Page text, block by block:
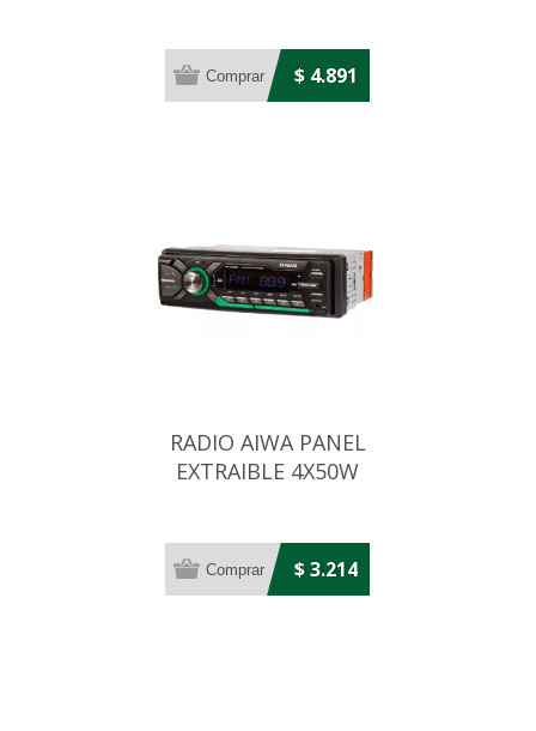
$ 4.891
RADIO AIWA PANEL
EXTRAIBLE 4X50W
$ 3.214